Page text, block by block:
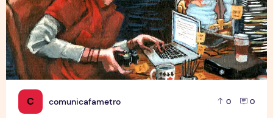
C comunicafametro 0 0